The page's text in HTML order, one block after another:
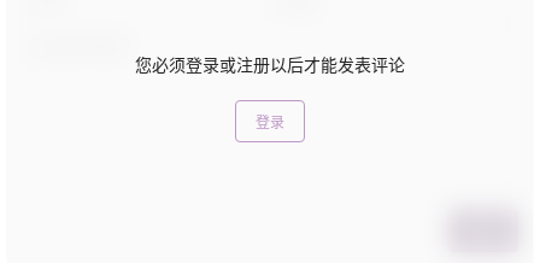
您必须登录或注册以后才能发表评论
登录